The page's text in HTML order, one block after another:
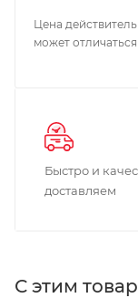
Цена
может
Быстро и
доставляем
С этим